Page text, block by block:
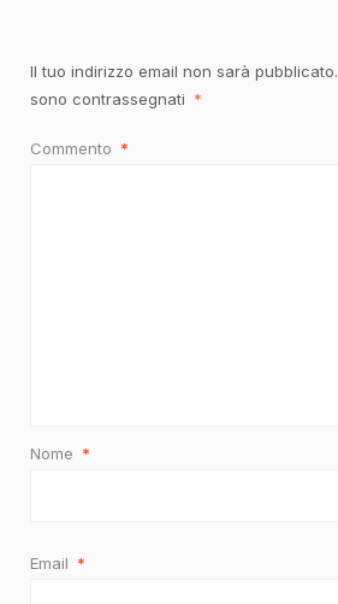
Il tuo indirizzo email non sarà pubblicato.
sono contrassegnati *
Commento *
Nome *
Email *